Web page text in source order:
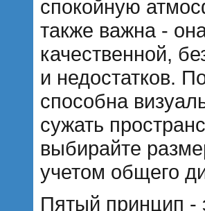
спокойную
также важна -
качественной,
и недостатков.
способна
сужать
выбирайте
учетом общего
Пятый принцип -